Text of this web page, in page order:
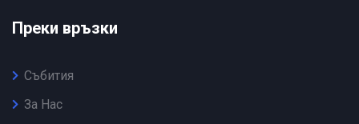
Преки връзки
Събития
За Нас